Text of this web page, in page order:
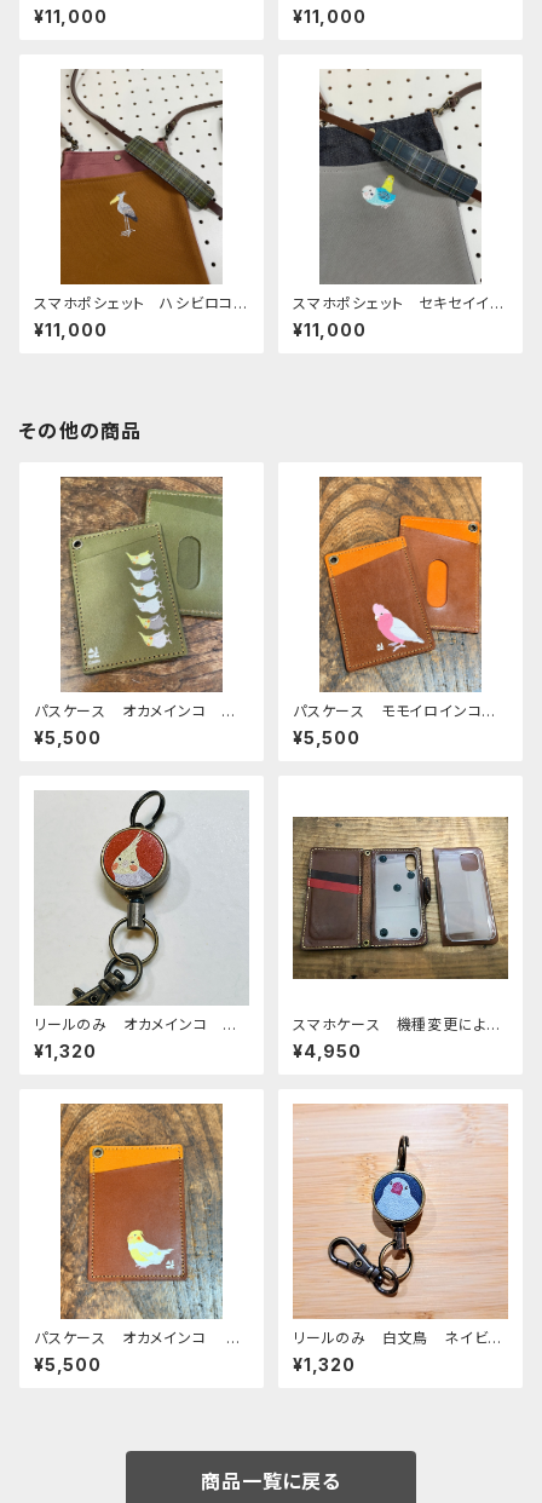
ウ グレー あずき 帆布
¥11,000
ウ ベージュ 帆布 と 岡山
デニム
¥11,000
スマホポシェット ハシビロコ
ウ キャメル あずき 帆布
¥11,000
スマホポシェット セキセイイン
コ グレー 帆布 と 岡山デ
ニム せきせいいんこ
¥11,000
その他の商品
パスケース オカメインコ ぽ
わんシリーズ Green グリ
ーン おかめいんこ 栃木レザ
¥5,500
パスケース モモイロインコ
ブラウン レッドブラウン 栃木
レザー
¥5,500
リールのみ オカメインコ シ
ナモンパール レッドブラウン
REDBROWN ぽわんシリー
¥1,320
スマホケース 機種変更による
カスタマイズ
¥4,950
パスケース オカメインコ ル
チノー ブラウン キャメル お
かめいんこ 栃木レザー
¥5,500
リールのみ 白文鳥 ネイビ
ー 文鳥 ブンチョウ ぶんちょ
う
¥1,320
商品一覧に戻る